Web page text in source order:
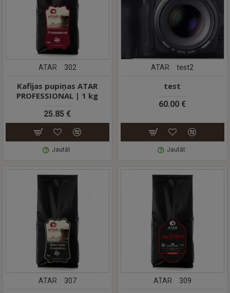
ATAR 302
Kafijas pupiņas ATAR
PROFESSIONAL | 1 kg
25.85 €
Jautāt
ATAR test2
test
60.00 €
Jautāt
ATAR 307 ATAR 309